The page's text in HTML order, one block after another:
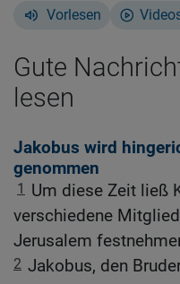
Vorlesen
Gute
lesen
Jakobus wird
genommen
1
Um diese Zeit ließ
verschiedene
Jerusalem
2 Jakobus, den